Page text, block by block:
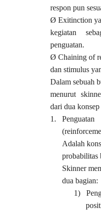
respon pun
Ø Exitinction
kegiatan
penguatan.
Ø Chaining of
dan stimulus
Dalam sebuah
menurut
dari dua
1.
Penguatan
Adalah
probabilitas
Skinner
dua bagian:
1)